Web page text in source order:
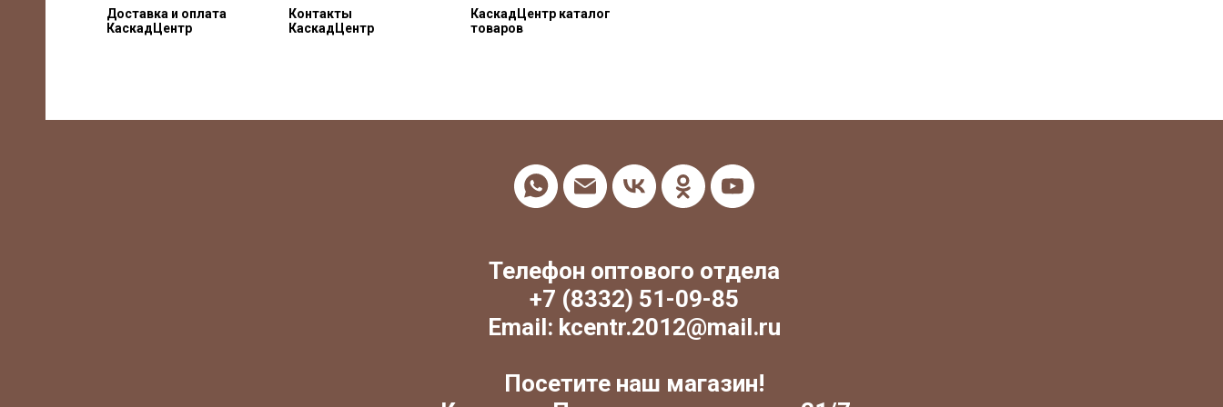
Доставка и оплата
КаскадЦентр
Контакты
КаскадЦентр
КаскадЦентр каталог
товаров
Телефон оптового отдела
+7 (8332) 51-09-85
Email: kcentr.2012@mail.ru
Посетите наш магазин!